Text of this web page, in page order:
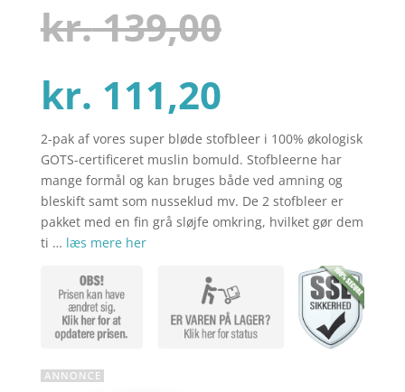
baseret
på
kundebed
kr.139,00
pris
var:
kr.
kr. 111,20Den
aktuelle
pris
er:
kr.
2-pak af vores super bløde stofbleer i 100% økologisk
GOTS-certificeret muslin bomuld. Stofbleerne har
mange formål og kan bruges både ved amning og
bleskift samt som nusseklud mv. De 2 stofbleer er
pakket med en fin grå sløjfe omkring, hvilket gør dem
ti … læs mere her